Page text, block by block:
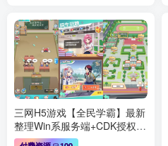
三网H5游戏【全民学霸】最新
整理Win系服务端+CDK授权后
台+简易安卓+详细搭建教程